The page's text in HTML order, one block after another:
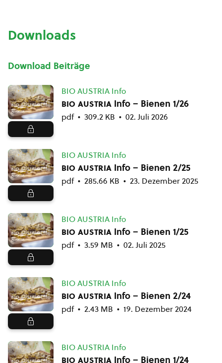
Downloads
Download Beiträge
BIO AUSTRIA Info
bio austria Info – Bienen 1/26
pdf 309.2 KB 02. Juli 2026
BIO AUSTRIA Info
bio austria Info – Bienen 2/25
pdf 285.66 KB 23. Dezember 2025
BIO AUSTRIA Info
bio austria Info – Bienen 1/25
pdf 3.59 MB 02. Juli 2025
BIO AUSTRIA Info
bio austria Info – Bienen 2/24
pdf 2.43 MB 19. Dezember 2024
BIO AUSTRIA Info
bio austria Info – Bienen 1/24